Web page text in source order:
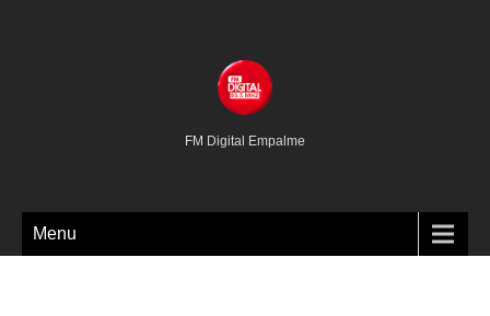
FM Digital Empalme
Menu